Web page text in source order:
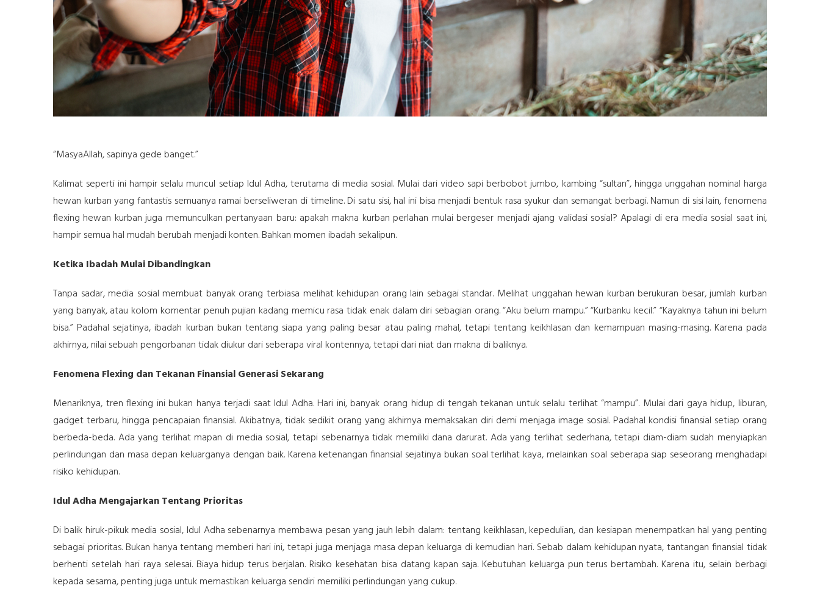
“MasyaAllah, sapinya gede banget.”
Kalimat seperti ini hampir selalu muncul setiap Idul Adha, terutama di media sosial. Mulai dari video sapi berbobot jumbo, kambing “sultan”, hingga unggahan nominal harga
hewan kurban yang fantastis semuanya ramai berseliweran di timeline. Di satu sisi, hal ini bisa menjadi bentuk rasa syukur dan semangat berbagi. Namun di sisi lain, fenomena
flexing hewan kurban juga memunculkan pertanyaan baru: apakah makna kurban perlahan mulai bergeser menjadi ajang validasi sosial? Apalagi di era media sosial saat ini,
hampir semua hal mudah berubah menjadi konten. Bahkan momen ibadah sekalipun.
Ketika Ibadah Mulai Dibandingkan
Tanpa sadar, media sosial membuat banyak orang terbiasa melihat kehidupan orang lain sebagai standar. Melihat unggahan hewan kurban berukuran besar, jumlah kurban
yang banyak, atau kolom komentar penuh pujian kadang memicu rasa tidak enak dalam diri sebagian orang. “Aku belum mampu.” “Kurbanku kecil.” “Kayaknya tahun ini belum
bisa.” Padahal sejatinya, ibadah kurban bukan tentang siapa yang paling besar atau paling mahal, tetapi tentang keikhlasan dan kemampuan masing-masing. Karena pada
akhirnya, nilai sebuah pengorbanan tidak diukur dari seberapa viral kontennya, tetapi dari niat dan makna di baliknya.
Fenomena Flexing dan Tekanan Finansial Generasi Sekarang
Menariknya, tren flexing ini bukan hanya terjadi saat Idul Adha. Hari ini, banyak orang hidup di tengah tekanan untuk selalu terlihat “mampu”. Mulai dari gaya hidup, liburan,
gadget terbaru, hingga pencapaian finansial. Akibatnya, tidak sedikit orang yang akhirnya memaksakan diri demi menjaga image sosial. Padahal kondisi finansial setiap orang
berbeda-beda. Ada yang terlihat mapan di media sosial, tetapi sebenarnya tidak memiliki dana darurat. Ada yang terlihat sederhana, tetapi diam-diam sudah menyiapkan
perlindungan dan masa depan keluarganya dengan baik. Karena ketenangan finansial sejatinya bukan soal terlihat kaya, melainkan soal seberapa siap seseorang menghadapi
risiko kehidupan.
Idul Adha Mengajarkan Tentang Prioritas
Di balik hiruk-pikuk media sosial, Idul Adha sebenarnya membawa pesan yang jauh lebih dalam: tentang keikhlasan, kepedulian, dan kesiapan menempatkan hal yang penting
sebagai prioritas. Bukan hanya tentang memberi hari ini, tetapi juga menjaga masa depan keluarga di kemudian hari. Sebab dalam kehidupan nyata, tantangan finansial tidak
berhenti setelah hari raya selesai. Biaya hidup terus berjalan. Risiko kesehatan bisa datang kapan saja. Kebutuhan keluarga pun terus bertambah. Karena itu, selain berbagi
kepada sesama, penting juga untuk memastikan keluarga sendiri memiliki perlindungan yang cukup.